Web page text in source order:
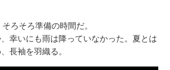
ろそろ準備の時間だ。
幸いにも雨は降っていなかった。夏とは
長袖を羽織る。